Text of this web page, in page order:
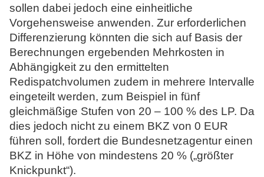
sollen dabei jedoch eine einheitliche
Vorgehensweise anwenden. Zur erforderlichen
Differenzierung könnten die sich auf Basis der
Berechnungen ergebenden Mehrkosten in
Abhängigkeit zu den ermittelten
Redispatchvolumen zudem in mehrere Intervalle
eingeteilt werden, zum Beispiel in fünf
gleichmäßige Stufen von 20 – 100 % des LP. Da
dies jedoch nicht zu einem BKZ von 0 EUR
führen soll, fordert die Bundesnetzagentur einen
BKZ in Höhe von mindestens 20 % („größter
Knickpunkt“).